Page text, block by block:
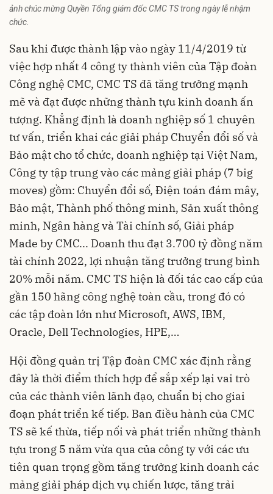
ảnh chúc mừng Quyền Tổng giám đốc CMC TS trong ngày lễ nhậm
chức.
Sau khi được thành lập vào ngày 11/4/2019 từ
việc hợp nhất 4 công ty thành viên của Tập đoàn
Công nghệ CMC, CMC TS đã tăng trưởng mạnh
mẽ và đạt được những thành tựu kinh doanh ấn
tượng. Khẳng định là doanh nghiệp số 1 chuyên
tư vấn, triển khai các giải pháp Chuyển đổi số và
Bảo mật cho tổ chức, doanh nghiệp tại Việt Nam,
Công ty tập trung vào các mảng giải pháp (7 big
moves) gồm: Chuyển đổi số, Điện toán đám mây,
Bảo mật, Thành phố thông minh, Sản xuất thông
minh, Ngân hàng và Tài chính số, Giải pháp
Made by CMC... Doanh thu đạt 3.700 tỷ đồng năm
tài chính 2022, lợi nhuận tăng trưởng trung bình
20% mỗi năm. CMC TS hiện là đối tác cao cấp của
gần 150 hãng công nghệ toàn cầu, trong đó có
các tập đoàn lớn như Microsoft, AWS, IBM,
Oracle, Dell Technologies, HPE,…
Hội đồng quản trị Tập đoàn CMC xác định rằng
đây là thời điểm thích hợp để sắp xếp lại vai trò
của các thành viên lãnh đạo, chuẩn bị cho giai
đoạn phát triển kế tiếp. Ban điều hành của CMC
TS sẽ kế thừa, tiếp nối và phát triển những thành
tựu trong 5 năm vừa qua của công ty với các ưu
tiên quan trọng gồm tăng trưởng kinh doanh các
mảng giải pháp dịch vụ chiến lược, tăng trải